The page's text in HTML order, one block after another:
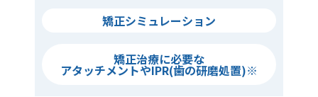
矯正シミュレーション
矯正治療に必要な
アタッチメントやIPR(歯の研磨処置)※